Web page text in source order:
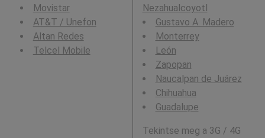
Movistar
AT&T / Unefon
Altan Redes
Telcel Mobile
Nezahualcoyotl
Gustavo A. Madero
Monterrey
León
Zapopan
Naucalpan de Juárez
Chihuahua
Guadalupe
Tekintse meg a 3G / 4G